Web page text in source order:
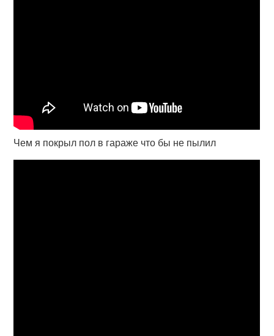
Чем я покрыл пол в гараже что бы не пылил